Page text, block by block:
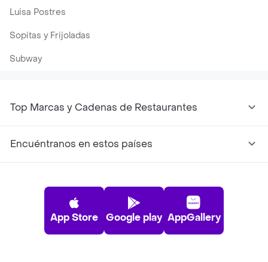
Luisa Postres
Sopitas y Frijoladas
Subway
Top Marcas y Cadenas de Restaurantes
Encuéntranos en estos países
App Store Google play AppGallery